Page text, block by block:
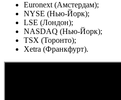
Euronext (Амстердам);
NYSE (Нью-Йорк);
LSE (Лондон);
NASDAQ (Нью-Йорк);
TSX (Торонто);
Xetra (Франкфурт).